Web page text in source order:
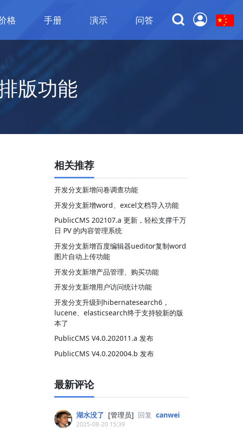
格 手册 演示 问答
版功能
相关推荐
开发分支新增问卷调查功能
开发分支新增word、excel文档导入功能
PublicCMS 202107.a 更新，轻松支撑千万
日 PV 的内容管理系统
开发分支新增百度编辑器ueditor复制word
图片自动上传功能
开发分支新增产品管理、购买功能
开发分支新增用户访问统计功能
开发分支升级到hibernatesearch6，
lucene、elasticsearch终于支持较新的版
本了
PublicCMS V4.0.202011.a 发布
PublicCMS V4.0.202004.b 发布
最新评论
湖水没了 [管理员] 回复 canwei
2025-08-20 15:39